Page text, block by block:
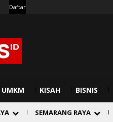
Daftar
UMKM KISAH BISNIS
SEMARANG RAYA